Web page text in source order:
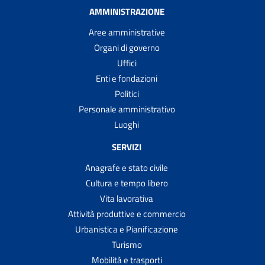
AMMINISTRAZIONE
Aree amministrative
Organi di governo
Uffici
Enti e fondazioni
Politici
Personale amministrativo
Luoghi
SERVIZI
Anagrafe e stato civile
Cultura e tempo libero
Vita lavorativa
Attività produttive e commercio
Urbanistica e Pianificazione
Turismo
Mobilità e trasporti